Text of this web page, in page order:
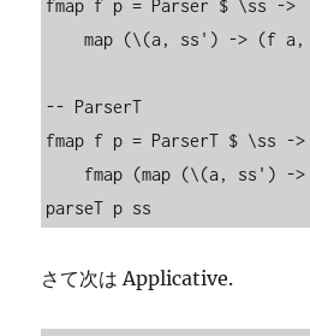
fmap f p = Parser $ \ss ->
    map (\(a, ss') -> (f a, ss')) $ parse p ss
-- ParserT
fmap f p = ParserT $ \ss ->
parseT p ss
さて次は Applicative.